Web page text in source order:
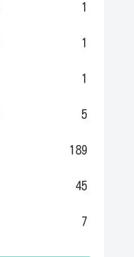
1
1
1
5
189
45
7